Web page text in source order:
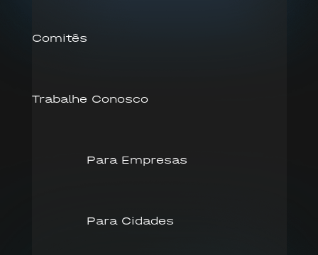
Comitês
Trabalhe Conosco
Para Empresas
Para Cidades